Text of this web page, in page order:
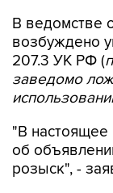
В ведомстве
возбуждено
207.3 УК РФ (
заведомо
"В настоящее
об
розыск", -